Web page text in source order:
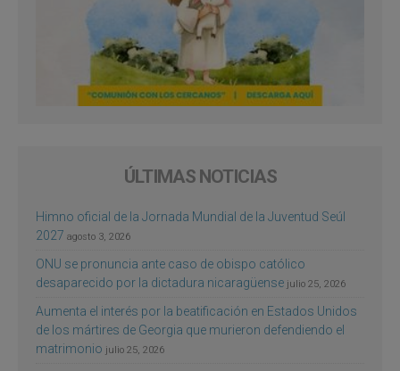
ÚLTIMAS NOTICIAS
Himno oficial de la Jornada Mundial de la Juventud Seúl
2027 agosto 3, 2026
ONU se pronuncia ante caso de obispo católico
desaparecido por la dictadura nicaragüense julio 25, 2026
Aumenta el interés por la beatificación en Estados Unidos
de los mártires de Georgia que murieron defendiendo el
matrimonio julio 25, 2026